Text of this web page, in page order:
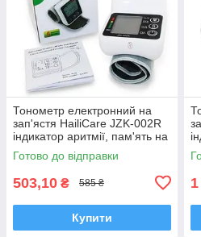
Тонометр електронний на
зап'ястя HailiCare JZK-002R
індикатор аритмії, пам'ять на
2 користувачів по 99
вимірювань
Готово до відправки
503,10 ₴ 585 ₴
Купити